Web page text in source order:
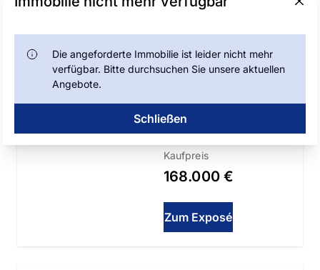
Grundstück zum Kauf
Doppelhaus oder
großzügiges
Einfamilienhaus
41334 Nettetal
Grundstücksfläche
ca. 770
Kaufpreis
168.000 €
Zum Exposé
Die angeforderte Immobilie ist leider nicht mehr
verfügbar. Bitte durchsuchen Sie unsere aktuellen
Angebote.
Schließen